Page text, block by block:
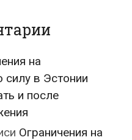
на
силу в Эстонии
и после
Ограничения на